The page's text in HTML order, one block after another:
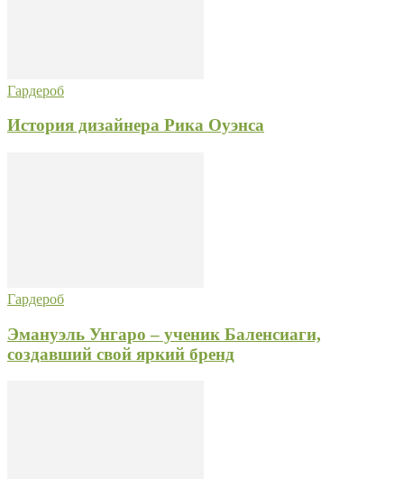
Гардероб
История дизайнера Рика Оуэнса
Гардероб
Эмануэль Унгаро – ученик Баленсиаги,
создавший свой яркий бренд